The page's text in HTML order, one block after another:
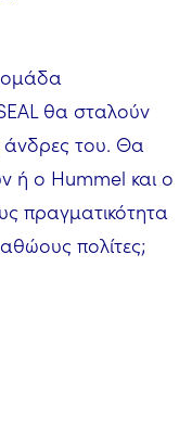
θα σταλούν
άνδρες του. Θα
ή ο Hummel και ο
πραγματικότητα
πολίτες;